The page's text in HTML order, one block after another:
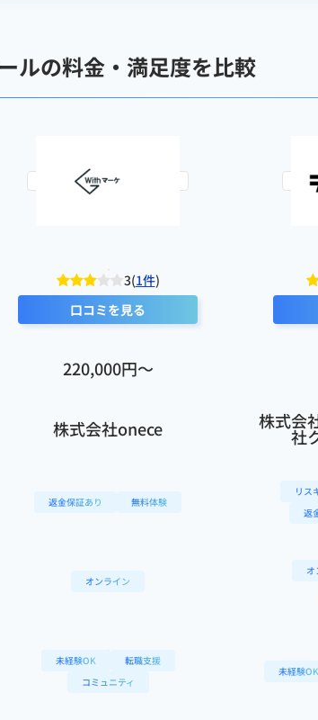
件獲得まで一気通貫でサポートしてくれる点がおすすめです。独学に不安
ルの料金・満足度を比較
3(1件)
口コミを見る
220,000円〜
株式会社onece 株式会
社
返金保証あり 無料体験
リス
返
オンライン
オ
未経験OK
転職支援
コミュニティ
未経験OK